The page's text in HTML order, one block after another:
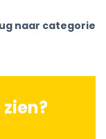
naar categorie